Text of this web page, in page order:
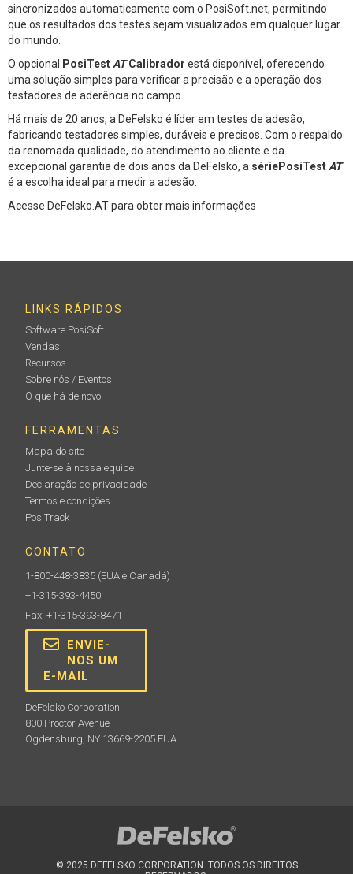
sincronizados automaticamente com o PosiSoft.net, permitindo
que os resultados dos testes sejam visualizados em qualquer lugar
do mundo.
O opcional PosiTest ATCalibrador está disponível, oferecendo
uma solução simples para verificar a precisão e a operação dos
testadores de aderência no campo.
Há mais de 20 anos, a DeFelsko é líder em testes de adesão,
fabricando testadores simples, duráveis e precisos. Com o respaldo
da renomada qualidade, do atendimento ao cliente e da
excepcional garantia de dois anos da DeFelsko, a sériePosiTest AT
é a escolha ideal para medir a adesão.
Acesse DeFelsko.AT para obter mais informações
LINKS RÁPIDOS
Software PosiSoft
Vendas
Recursos
Sobre nós / Eventos
O que há de novo
FERRAMENTAS
Mapa do site
Junte-se à nossa equipe
Declaração de privacidade
Termos e condições
PosiTrack
CONTATO
1-800-448-3835 (EUA e Canadá)
+1-315-393-4450
Fax: +1-315-393-8471
ENVIE-
NOS UM
E-MAIL
DeFelsko Corporation
800 Proctor Avenue
Ogdensburg, NY 13669-2205 EUA
© 2025 DEFELSKO CORPORATION. TODOS OS DIREITOS